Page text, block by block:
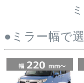
●ミラー幅で